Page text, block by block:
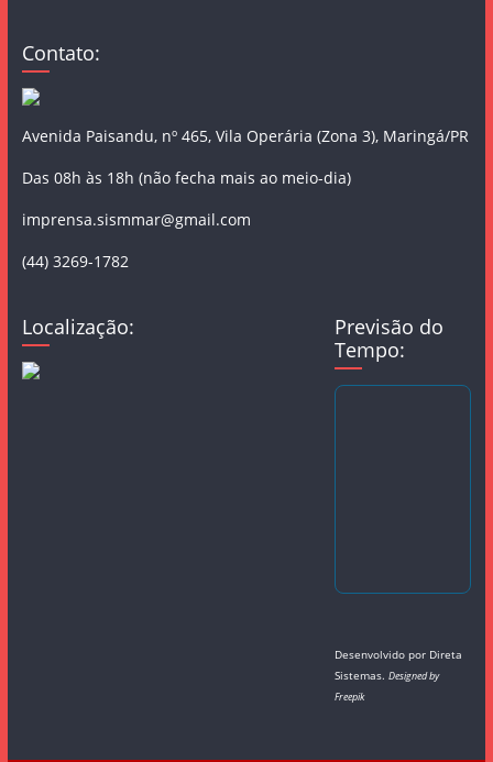
Contato:
Avenida Paisandu, nº 465, Vila Operária (Zona 3), Maringá/PR
Das 08h às 18h (não fecha mais ao meio-dia)
imprensa.sismmar@gmail.com
(44) 3269-1782
Localização:
Previsão do
Tempo:
Desenvolvido por Direta
Sistemas.Designed by
Freepik